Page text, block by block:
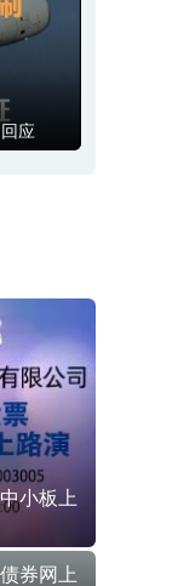
应
小板上
券网上